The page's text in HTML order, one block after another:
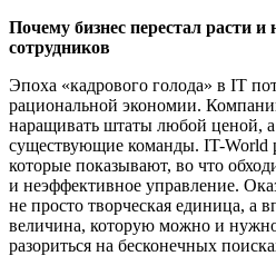
Почему бизнес перестал расти и
сотрудников
Эпоха «кадрового голода» в IT
рациональной экономии.
наращивать штаты любой ценой, а
существующие команды. IT-World
которые показывают, во что
и неэффективное управление.
не просто творческая единица, а
величина, которую можно и
разориться на бесконечных